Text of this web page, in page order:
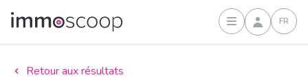
Connexion
FR
Retour aux résultats